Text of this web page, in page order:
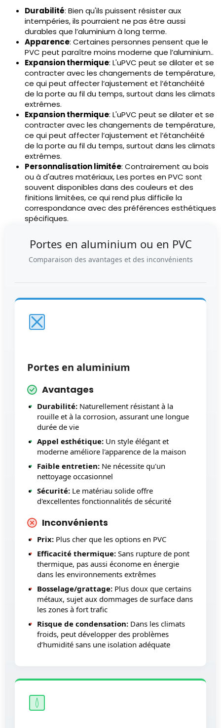
Durabilité: Bien qu'ils puissent résister aux
intempéries, ils pourraient ne pas être aussi
durables que l’aluminium à long terme.
Apparence: Certaines personnes pensent que le
PVC peut paraître moins moderne que l’aluminium..
Expansion thermique: L'uPVC peut se dilater et se
contracter avec les changements de température,
ce qui peut affecter l’ajustement et l’étanchéité
de la porte au fil du temps, surtout dans les climats
extrêmes.
Expansion thermique: L'uPVC peut se dilater et se
contracter avec les changements de température,
ce qui peut affecter l’ajustement et l’étanchéité
de la porte au fil du temps, surtout dans les climats
extrêmes.
Personnalisation limitée: Contrairement au bois
ou à d'autres matériaux, Les portes en PVC sont
souvent disponibles dans des couleurs et des
finitions limitées, ce qui rend plus difficile la
correspondance avec des préférences esthétiques
spécifiques.
Portes en aluminium ou en PVC
Comparaison des avantages et des inconvénients
Portes en aluminium
Avantages
Durabilité: Naturellement résistant à la
rouille et à la corrosion, assurant une longue
durée de vie
Appel esthétique: Un style élégant et
moderne améliore l'apparence de la maison
Faible entretien: Ne nécessite qu'un
nettoyage occasionnel
Sécurité: Le matériau solide offre
d'excellentes fonctionnalités de sécurité
Inconvénients
Prix: Plus cher que les options en PVC
Efficacité thermique: Sans rupture de pont
thermique, pas aussi économe en énergie
dans les environnements extrêmes
Bosselage/grattage: Plus doux que certains
métaux, sujet aux dommages de surface dans
les zones à fort trafic
Risque de condensation: Dans les climats
froids, peut développer des problèmes
d’humidité sans une isolation adéquate